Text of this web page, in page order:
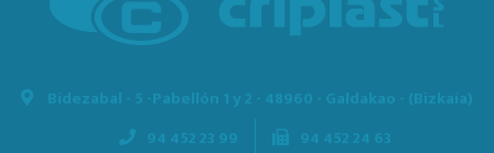
Bidezabal - 5 -Pabellón 1 y 2 - 48960 - Galdakao - (Bizkaia)
94 452 23 99
94 452 24 63